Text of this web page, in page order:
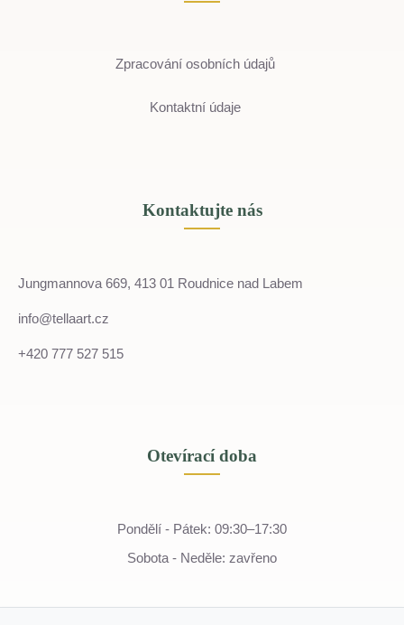
Zpracování osobních údajů
Kontaktní údaje
Kontaktujte nás
Jungmannova 669, 413 01 Roudnice nad Labem
info@tellaart.cz
+420 777 527 515
Otevírací doba
Pondělí - Pátek: 09:30–17:30
Sobota - Neděle: zavřeno